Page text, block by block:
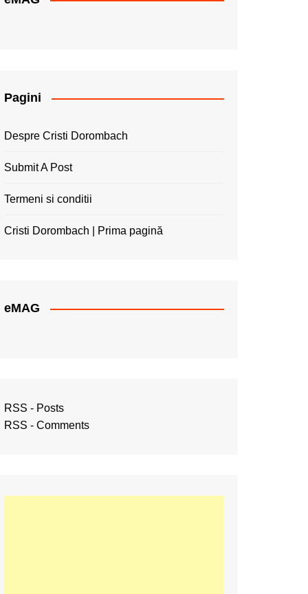
Pagini
Despre Cristi Dorombach
Submit A Post
Termeni si conditii
Cristi Dorombach | Prima pagină
eMAG
RSS - Posts
RSS - Comments